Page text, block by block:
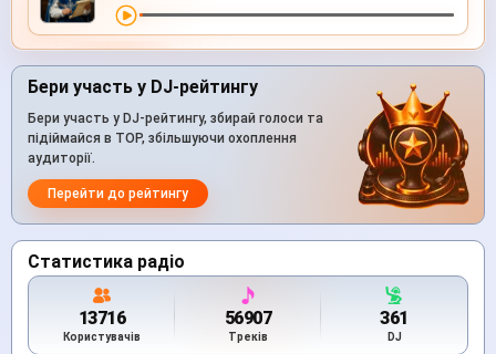
Бери участь у DJ-рейтингу
Бери участь у DJ-рейтингу, збирай голоси та
підіймайся в TOP, збільшуючи охоплення
аудиторії.
Перейти до рейтингу
Статистика радіо
13716
Користувачів
56907
Треків
361
DJ